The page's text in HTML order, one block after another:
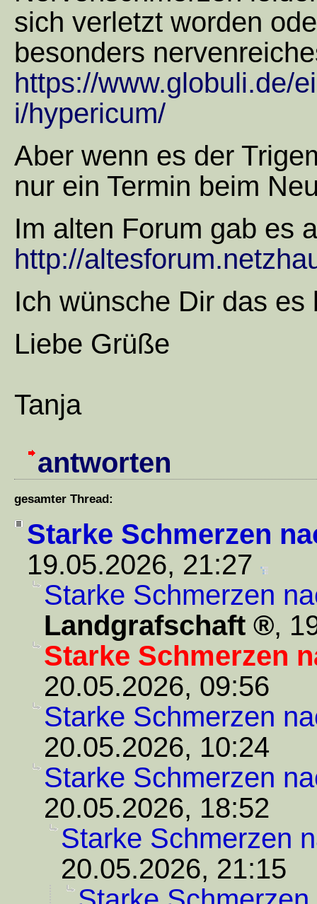
sich verletzt worden
besonders
https://www.globuli.de/
i/hypericum/
Aber wenn es der
nur ein Termin beim
Im alten Forum gab es
http://
Ich wünsche Dir das
Liebe Grüße
Tanja
antworten
gesamter Thread:
Starke Schmerzen
19.05.2026, 21:27
Starke Schmerzen
Landgrafschaft
,
Starke Schmerzen
20.05.2026, 09:56
Starke Schmerzen
20.05.2026, 10:24
Starke Schmerzen
20.05.2026, 18:52
Starke Schmerzen
20.05.2026, 21:15